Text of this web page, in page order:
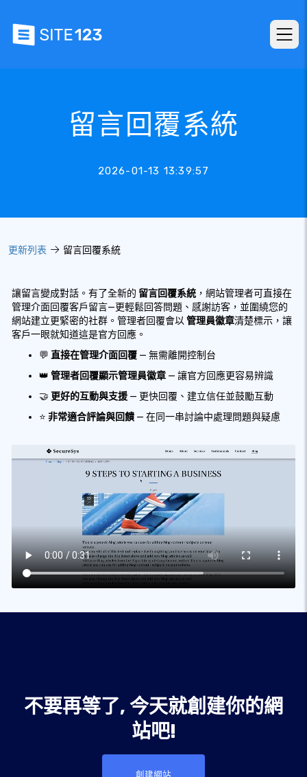
留言回覆系統
2026-01-13 13:39:57
更新列表 留言回覆系統
讓留言變成對話。有了全新的 留言回覆系統 ，網站管理者可直接在
管理介面回覆客戶留言—更輕鬆回答問題、感謝訪客，並圍繞您的
網站建立更緊密的社群。管理者回覆會以 管理員徽章清楚標示，讓
客戶一眼就知道這是官方回應。
💬 直接在管理介面回覆 — 無需離開控制台
👑 管理者回覆顯示管理員徽章 — 讓官方回應更容易辨識
🤝 更好的互動與支援 — 更快回覆、建立信任並鼓勵互動
⭐ 非常適合評論與回饋 — 在同一串討論中處理問題與疑慮
不要再等了, 今天就創建你的網
站吧!
創建網站